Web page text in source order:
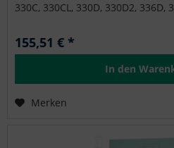
330C, 330CL, 330D, 330D2, 336D,
MH3037, MH3049, MH3059
155,51 € *
In den
Merken